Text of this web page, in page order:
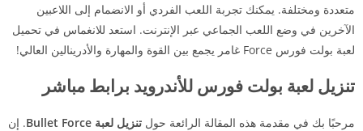
متعددة ومختلفة. يمكنك تجربة اللعب الفردي أو الانضمام إلى اللاعبين
الآخرين في وضع اللعب الجماعي عبر الإنترنت. استعد للانغماس في تحميل
لعبة بولت فورس Force غامر يجمع بين القوة والمهارة والأدرينالين العالي!
تنزيل لعبة بولت فورس للأندرويد برابط مباشر
مرحبًا بك في مقدمة هذه المقالة الرائعة حول تنزيل لعبة Bullet Force
. إن